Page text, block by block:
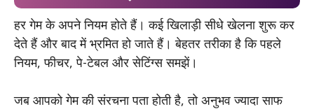
हर गेम के अपने नियम होते हैं। कई खिलाड़ी सीधे खेलना शुरू कर
देते हैं और बाद में भ्रमित हो जाते हैं। बेहतर तरीका है कि पहले
नियम, फीचर, पे-टेबल और सेटिंग्स समझें।
जब आपको गेम की संरचना पता होती है, तो अनुभव ज्यादा साफ